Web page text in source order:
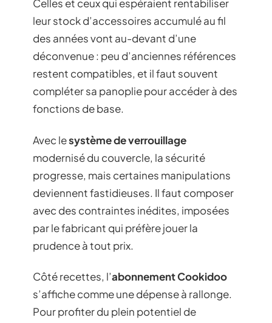
Celles et ceux qui espéraient rentabiliser
leur stock d’accessoires accumulé au fil
des années vont au-devant d’une
déconvenue : peu d’anciennes références
restent compatibles, et il faut souvent
compléter sa panoplie pour accéder à des
fonctions de base.
Avec lesystème de verrouillage
modernisé du couvercle, la sécurité
progresse, mais certaines manipulations
deviennent fastidieuses. Il faut composer
avec des contraintes inédites, imposées
par le fabricant qui préfère jouer la
prudence à tout prix.
Côté recettes, l’abonnement Cookidoo
s’affiche comme une dépense à rallonge.
Pour profiter du plein potentiel de